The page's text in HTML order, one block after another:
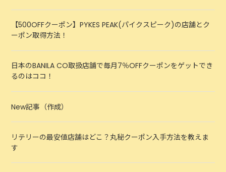
【500OFFクーポン】PYKES PEAK(パイクスピーク)の店舗とク
ーポン取得方法！
日本のBANILA CO取扱店舗で毎月7％OFFクーポンをゲットでき
るのはココ！
New記事（作成）
リテリーの最安値店舗はどこ？丸秘クーポン入手方法を教えま
す